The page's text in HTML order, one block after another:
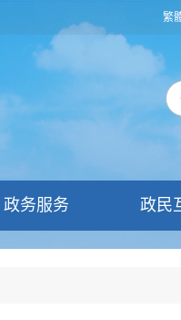
繁
政务服务 政民